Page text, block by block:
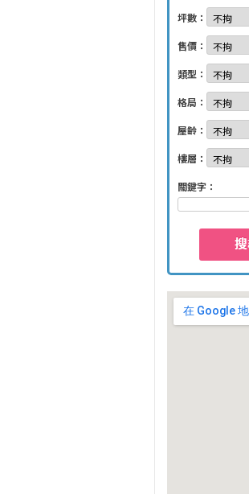
坪數：
售價：
類型：
格局：
屋齡：
樓層：
關鍵字：